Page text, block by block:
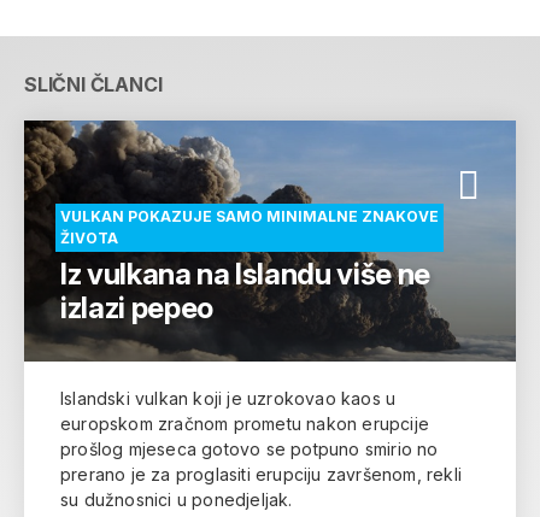
SLIČNI ČLANCI
VULKAN POKAZUJE SAMO MINIMALNE ZNAKOVE
ŽIVOTA
Iz vulkana na Islandu više ne
izlazi pepeo
Islandski vulkan koji je uzrokovao kaos u
europskom zračnom prometu nakon erupcije
prošlog mjeseca gotovo se potpuno smirio no
prerano je za proglasiti erupciju završenom, rekli
su dužnosnici u ponedjeljak.